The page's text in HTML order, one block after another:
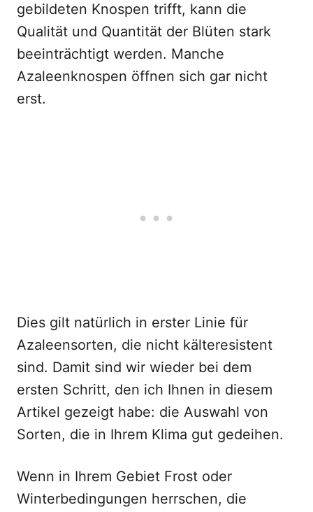
gebildeten Knospen trifft, kann die
Qualität und Quantität der Blüten stark
beeinträchtigt werden. Manche
Azaleenknospen öffnen sich gar nicht
erst.
Dies gilt natürlich in erster Linie für
Azaleensorten, die nicht kälteresistent
sind. Damit sind wir wieder bei dem
ersten Schritt, den ich Ihnen in diesem
Artikel gezeigt habe: die Auswahl von
Sorten, die in Ihrem Klima gut gedeihen.
Wenn in Ihrem Gebiet Frost oder
Winterbedingungen herrschen, die